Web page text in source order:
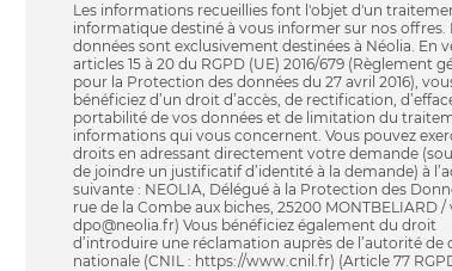
Les informations recueillies font l'objet d'un
informatique destiné à vous informer sur nos offres.
données sont exclusivement destinées à Néolia. En
articles 15 à 20 du RGPD (UE) 2016/679 (Règlement
pour la Protection des données du 27 avril 2016),
bénéficiez d’un droit d’accès, de rectification,
portabilité de vos données et de limitation du
informations qui vous concernent. Vous pouvez
droits en adressant directement votre demande
de joindre un justificatif d’identité à la demande) à
suivante : NEOLIA, Délégué à la Protection des
rue de la Combe aux biches, 25200 MONTBELIARD /
dpo@neolia.fr) Vous bénéficiez également du droit
d’introduire une réclamation auprès de l’autorité de
nationale (CNIL : https://www.cnil.fr) (Article 77